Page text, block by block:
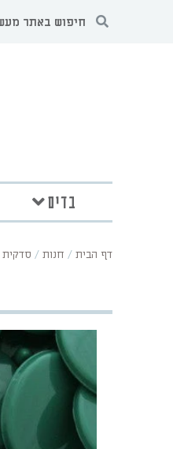
בדים
דף הבית / חנות / סדקית